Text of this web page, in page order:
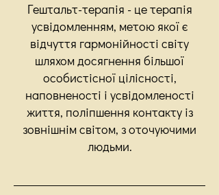
Гештальт-терапія - це терапія
усвідомленням, метою якої є
відчуття гармонійності світу
шляхом досягнення більшої
особистісної цілісності,
наповненості і усвідомленості
життя, поліпшення контакту із
зовнішнім світом, з оточуючими
людьми.